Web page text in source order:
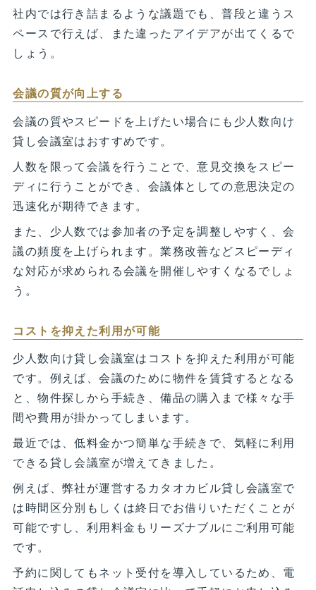
社内では行き詰まるような議題でも、普段と違うス
ペースで行えば、また違ったアイデアが出てくるで
しょう。
会議の質が向上する
会議の質やスピードを上げたい場合にも少人数向け
貸し会議室はおすすめです。
人数を限って会議を行うことで、意見交換をスピー
ディに行うことができ、会議体としての意思決定の
迅速化が期待できます。
また、少人数では参加者の予定を調整しやすく、会
議の頻度を上げられます。業務改善などスピーディ
な対応が求められる会議を開催しやすくなるでしょ
う。
コストを抑えた利用が可能
少人数向け貸し会議室はコストを抑えた利用が可能
です。例えば、会議のために物件を賃貸するとなる
と、物件探しから手続き、備品の購入まで様々な手
間や費用が掛かってしまいます。
最近では、低料金かつ簡単な手続きで、気軽に利用
できる貸し会議室が増えてきました。
例えば、弊社が運営するカタオカビル貸し会議室で
は時間区分別もしくは終日でお借りいただくことが
可能ですし、利用料金もリーズナブルにご利用可能
です。
予約に関してもネット受付を導入しているため、電